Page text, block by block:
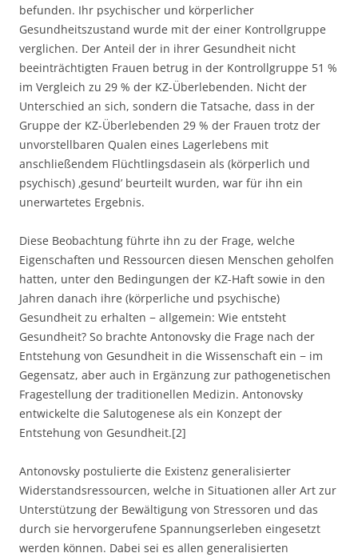
befunden. Ihr psychischer und körperlicher
Gesundheitszustand wurde mit der einer Kontrollgruppe
verglichen. Der Anteil der in ihrer Gesundheit nicht
beeinträchtigten Frauen betrug in der Kontrollgruppe 51 %
im Vergleich zu 29 % der KZ-Überlebenden. Nicht der
Unterschied an sich, sondern die Tatsache, dass in der
Gruppe der KZ-Überlebenden 29 % der Frauen trotz der
unvorstellbaren Qualen eines Lagerlebens mit
anschließendem Flüchtlingsdasein als (körperlich und
psychisch) ‚gesund’ beurteilt wurden, war für ihn ein
unerwartetes Ergebnis.
Diese Beobachtung führte ihn zu der Frage, welche
Eigenschaften und Ressourcen diesen Menschen geholfen
hatten, unter den Bedingungen der KZ-Haft sowie in den
Jahren danach ihre (körperliche und psychische)
Gesundheit zu erhalten − allgemein: Wie entsteht
Gesundheit? So brachte Antonovsky die Frage nach der
Entstehung von Gesundheit in die Wissenschaft ein − im
Gegensatz, aber auch in Ergänzung zur pathogenetischen
Fragestellung der traditionellen Medizin. Antonovsky
entwickelte die Salutogenese als ein Konzept der
Entstehung von Gesundheit.[2]
Antonovsky postulierte die Existenz generalisierter
Widerstandsressourcen, welche in Situationen aller Art zur
Unterstützung der Bewältigung von Stressoren und das
durch sie hervorgerufene Spannungserleben eingesetzt
werden können. Dabei sei es allen generalisierten